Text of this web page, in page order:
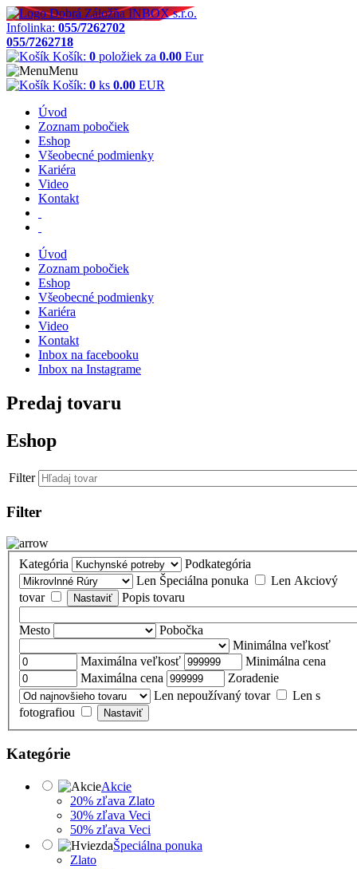
Infolinka: 055/7262702
055/7262718
Košík: 0 položiek za 0.00 Eur
Menu
Košík: 0 ks 0.00 EUR
Úvod
Zoznam pobočiek
Eshop
Všeobecné podmienky
Kariéra
Video
Kontakt
Úvod
Zoznam pobočiek
Eshop
Všeobecné podmienky
Kariéra
Video
Kontakt
Inbox na facebooku
Inbox na Instagrame
Predaj tovaru
Eshop
Filter
Filter
Kategória
Podkategória
Len Špeciálna ponuka
Len Akciový
tovar
Popis tovaru
Mesto
Pobočka
Minimálna veľkosť
Maximálna veľkosť
Minimálna cena
Maximálna cena
Zoradenie
Len nepoužívaný tovar
Len s
fotografiou
Kategórie
Akcie
20% zľava Zlato
30% zľava Veci
50% zľava Veci
Špeciálna ponuka
Zlato